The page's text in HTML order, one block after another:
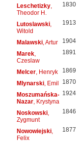
Leschetizky,
Theodor H.
1830
Lutoslawski,
Witold
1913
Malawski, Artur 1904
Marek,
Czeslaw
1891
Melcer, Henryk 1869
Mlynarski, Emil 1870
Moszumańska-
Nazar, Krystyna
1924
Noskowski,
Zygmunt
1846
Nowowiejski,
Felix
1877